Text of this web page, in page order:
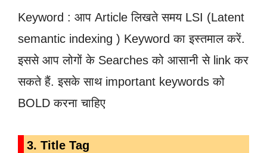
Keyword : आप Article लिखते समय LSI (Latent
semantic indexing ) Keyword का इस्तमाल करें.
इससे आप लोगों के Searches को आसानी से link कर
सकते हैं. इसके साथ important keywords को
BOLD करना चाहिए
3. Title Tag